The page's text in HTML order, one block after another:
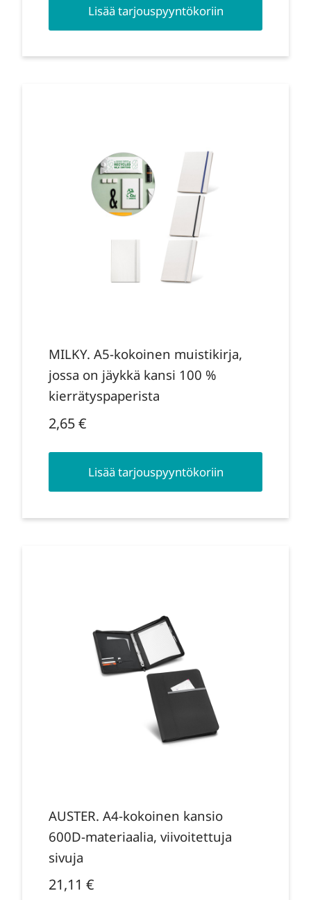
Lisää tarjouspyyntökoriin
MILKY. A5-kokoinen muistikirja,
jossa on jäykkä kansi 100 %
kierrätyspaperista
2,65€
Lisää tarjouspyyntökoriin
AUSTER. A4-kokoinen kansio
600D-materiaalia, viivoitettuja
sivuja
21,11 €